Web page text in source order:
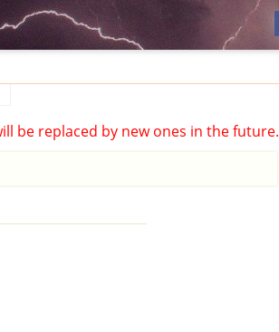
be replaced by new ones in the future.